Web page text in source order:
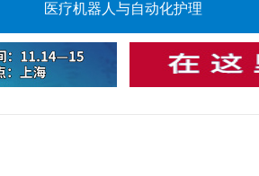
医疗机器人与自动化护理